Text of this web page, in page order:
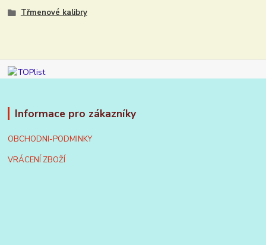
Třmenové kalibry
Informace pro zákazníky
OBCHODNI-PODMINKY
VRÁCENÍ ZBOŽÍ